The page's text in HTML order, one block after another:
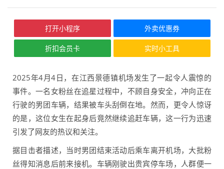
打开小程序 外卖优惠券
折扣会员卡 实时小工具
2025年4月4日，在江西景德镇机场发生了一起令人震惊的
事件。一名女粉丝在追星过程中，不顾自身安全，冲向正在
行驶的男团车辆，结果被车头刮倒在地。然而，更令人惊讶
的是，这位女生在起身后竟然继续追赶车辆，这一行为迅速
引发了网友的热议和关注。
据目击者描述，当时男团结束活动后乘车离开机场，大批粉
丝得知消息后前来接机。车辆刚驶出贵宾停车场，人群便一